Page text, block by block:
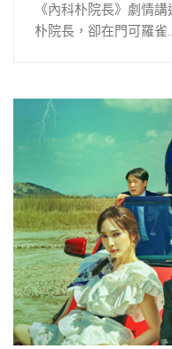
《內科朴院長》劇情
朴院長，卻在門可羅雀...